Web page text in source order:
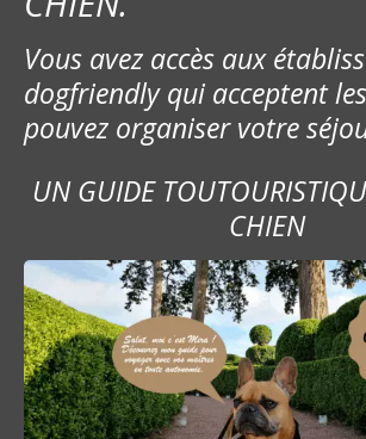
Vous avez accès aux
dogfriendly qui acceptent
pouvez organiser votre
UN GUIDE
CHIEN